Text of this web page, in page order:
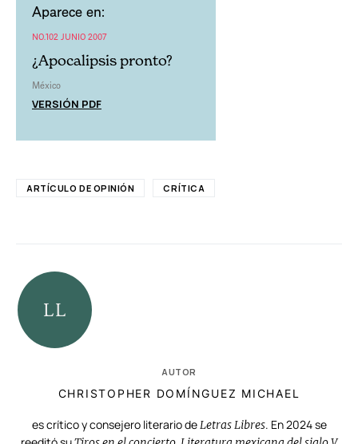
Aparece en:
NO.102 JUNIO 2007
¿Apocalipsis pronto?
México
VERSIÓN PDF
ARTÍCULO DE OPINIÓN CRÍTICA
AUTOR
CHRISTOPHER DOMÍNGUEZ MICHAEL
es crítico y consejero literario deLetras Libres. En 2024 se